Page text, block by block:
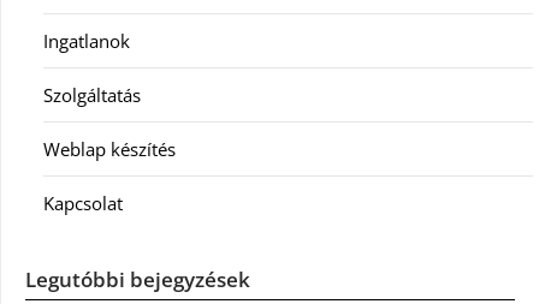
Ingatlanok
Szolgáltatás
Weblap készítés
Kapcsolat
Legutóbbi bejegyzések